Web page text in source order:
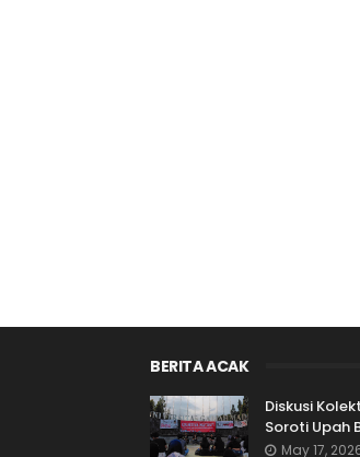
BERITA ACAK
Diskusi
Soroti Upah
May 17,